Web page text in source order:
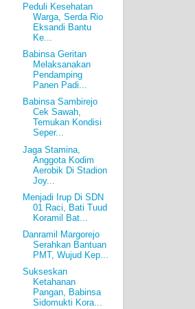
Peduli Kesehatan
Warga, Serda Rio
Eksandi Bantu
Ke...
Babinsa Geritan
Melaksanakan
Pendamping
Panen Padi...
Babinsa Sambirejo
Cek Sawah,
Temukan Kondisi
Seper...
Jaga Stamina,
Anggota Kodim
Aerobik Di Stadion
Joy...
Menjadi Irup Di SDN
01 Raci, Bati Tuud
Koramil Bat...
Danramil Margorejo
Serahkan Bantuan
PMT, Wujud Kep...
Sukseskan
Ketahanan
Pangan, Babinsa
Sidomukti Kora...